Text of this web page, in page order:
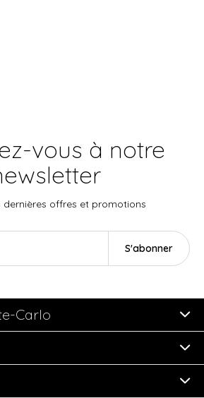
vous à notre
dernières offres et promotions
S'abonner
Carlo